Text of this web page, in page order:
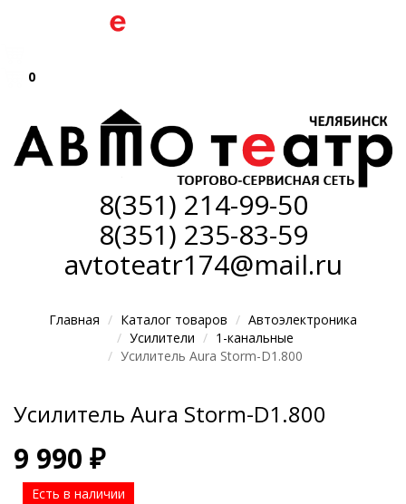
0
8(351) 214-99-50
8(351) 235-83-59
avtoteatr174@mail.ru
Главная Каталог товаров
Автоэлектроника
Усилители
1-канальные
Усилитель Aura Storm-D1.800
Усилитель Aura Storm-D1.800
9 990 ₽
Есть в наличии